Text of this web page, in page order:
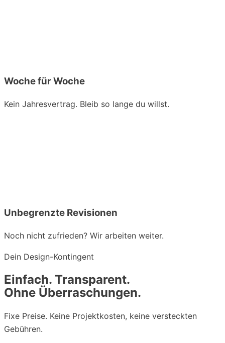
Woche für Woche
Kein Jahresvertrag. Bleib so lange du willst.
Unbegrenzte Revisionen
Noch nicht zufrieden? Wir arbeiten weiter.
Dein Design-Kontingent
Einfach. Transparent.
Ohne Überraschungen.
Fixe Preise. Keine Projektkosten, keine versteckten
Gebühren.